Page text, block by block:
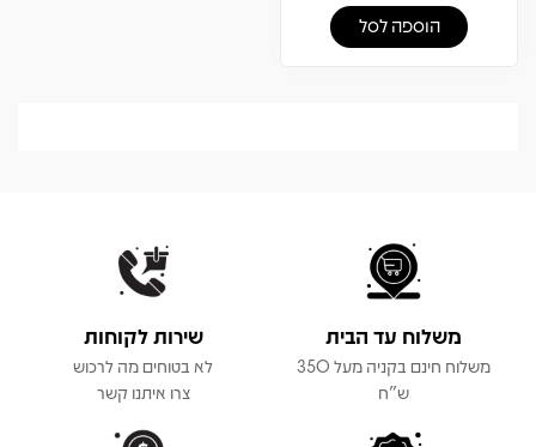
הוספה לסל
משלוח עד הבית
משלוח חינם בקניה מעל 350
ש"ח
שירות לקוחות
לא בטוחים מה לרכוש
צרו איתנו קשר